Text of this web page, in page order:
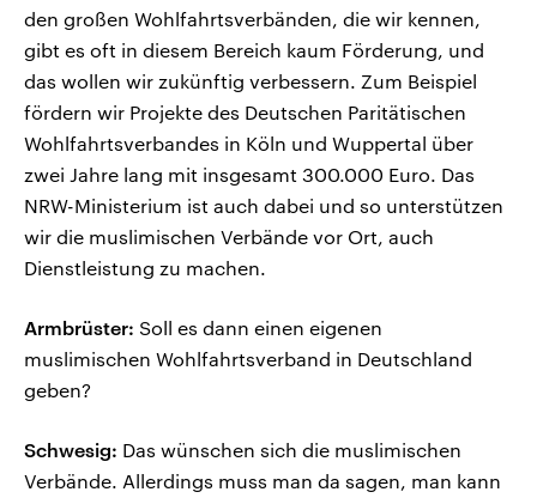
den großen Wohlfahrtsverbänden, die wir kennen,
gibt es oft in diesem Bereich kaum Förderung, und
das wollen wir zukünftig verbessern. Zum Beispiel
fördern wir Projekte des Deutschen Paritätischen
Wohlfahrtsverbandes in Köln und Wuppertal über
zwei Jahre lang mit insgesamt 300.000 Euro. Das
NRW-Ministerium ist auch dabei und so unterstützen
wir die muslimischen Verbände vor Ort, auch
Dienstleistung zu machen.
Armbrüster: Soll es dann einen eigenen
muslimischen Wohlfahrtsverband in Deutschland
geben?
Schwesig: Das wünschen sich die muslimischen
Verbände. Allerdings muss man da sagen, man kann